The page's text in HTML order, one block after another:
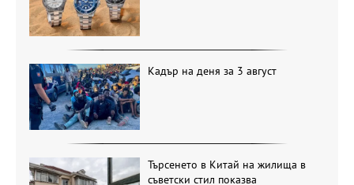
Кадър на деня за 3 август
Търсенето в Китай на жилища в
съветски стил показва